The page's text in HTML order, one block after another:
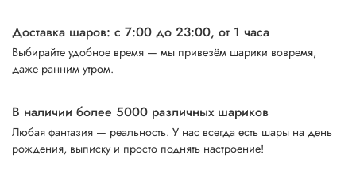
Доставка шаров: с 7:00 до 23:00, от 1 часа
Выбирайте удобное время — мы привезём шарики вовремя,
даже ранним утром.
В наличии более 5000 различных шариков
Любая фантазия — реальность. У нас всегда есть шары на день
рождения, выписку и просто поднять настроение!